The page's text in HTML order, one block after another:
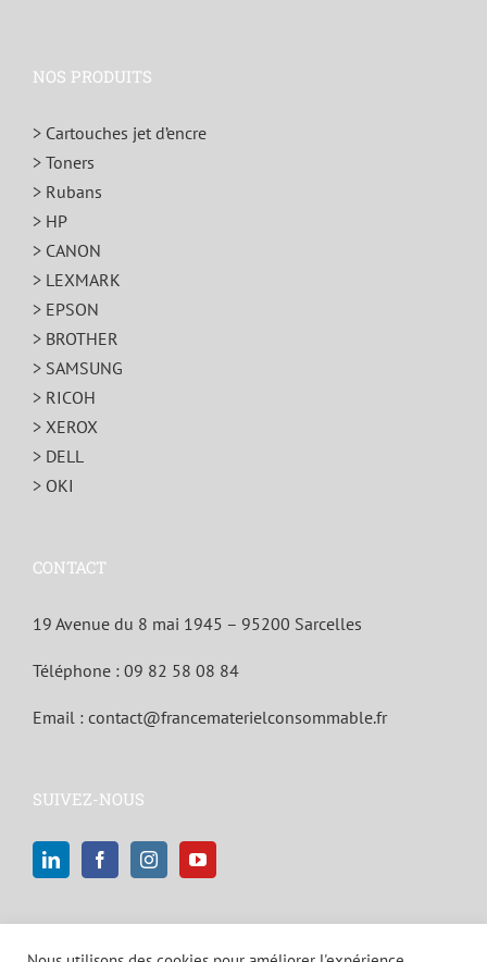
NOS PRODUITS
> Cartouches jet d’encre
> Toners
> Rubans
> HP
> CANON
> LEXMARK
> EPSON
> BROTHER
> SAMSUNG
> RICOH
> XEROX
> DELL
> OKI
CONTACT
19 Avenue du 8 mai 1945 – 95200 Sarcelles
Téléphone : 09 82 58 08 84
Email : contact@francematerielconsommable.fr
SUIVEZ-NOUS